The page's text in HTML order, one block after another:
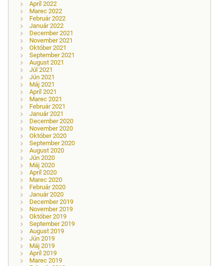
Apríl 2022
Marec 2022
Február 2022
Január 2022
December 2021
November 2021
Október 2021
September 2021
August 2021
Júl 2021
Jún 2021
Máj 2021
Apríl 2021
Marec 2021
Február 2021
Január 2021
December 2020
November 2020
Október 2020
September 2020
August 2020
Jún 2020
Máj 2020
Apríl 2020
Marec 2020
Február 2020
Január 2020
December 2019
November 2019
Október 2019
September 2019
August 2019
Jún 2019
Máj 2019
Apríl 2019
Marec 2019